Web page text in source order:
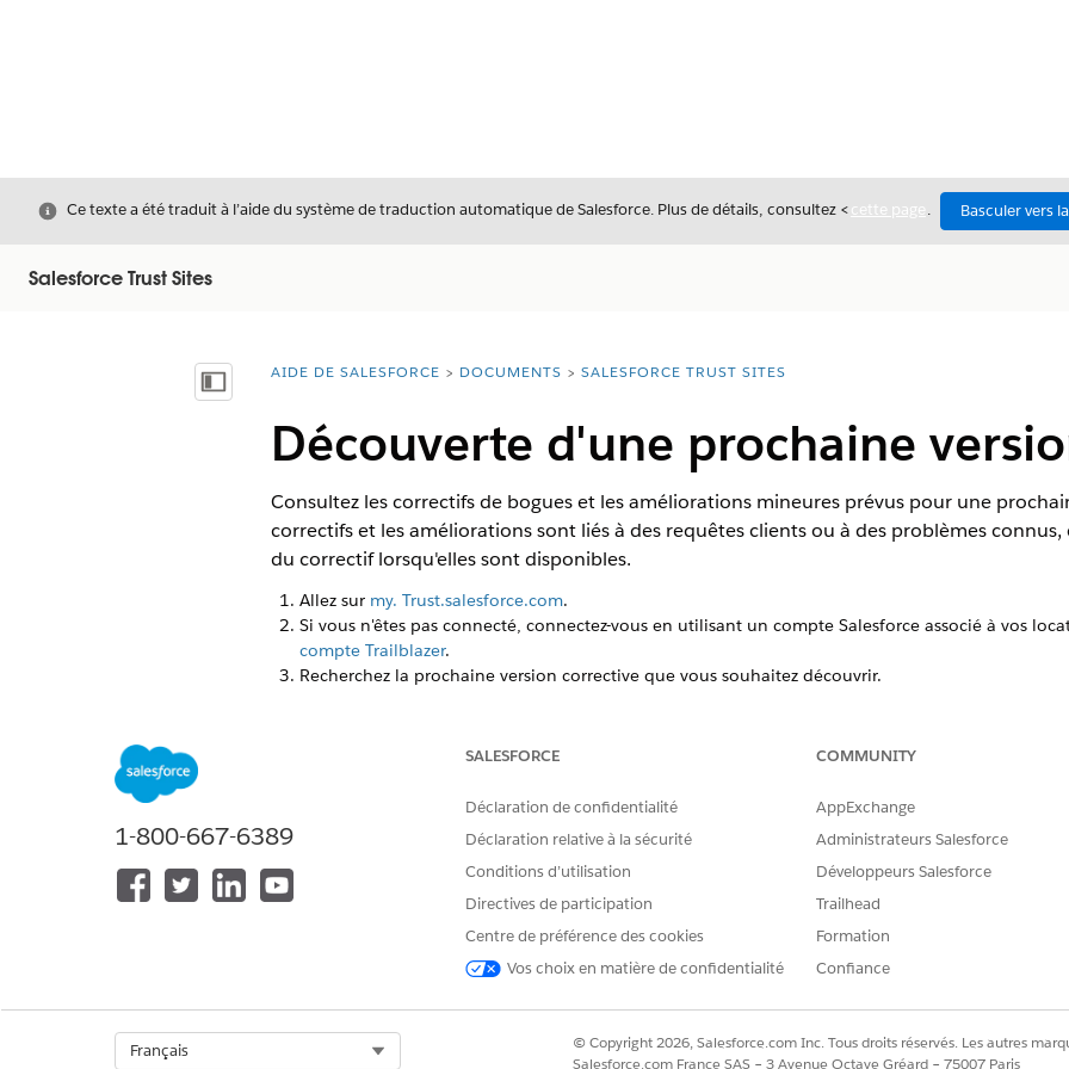
Fermer
Ce texte a été traduit à l’aide du système de traduction automatique de Salesforce. Plus de détails, consultez <cette page . Basculer vers
Salesforce Trust Sites
Afficher la table des matières
Vous êtes ici :
AIDE DE SALESFORCE DOCUMENTS SALESFORCE TRUST SITES
Découverte d'une prochaine
Consultez les correctifs de bogues et les améliorations mineures prévus pour une
correctifs et les améliorations sont liés à des requêtes clients ou à des problèmes
du correctif lorsqu'elles sont disponibles.
Allez sur my. Trust.salesforce.com.
Si vous n'êtes pas connecté, connectez-vous en utilisant un compte Salesforce associé à vos
compte Trailblazer.
Recherchez la prochaine version corrective que vous souhaitez découvrir.
correspondant au locataire.
Vous pouvez consulter les heures de début et de fin planifiées de la version, ainsi que
locataires que la version affecte. Toutes les mises à jour de statut associées à la
Afficher les notes
Les notes de publication du correctif sont affichées, que vous pouvez rechercher ou
publication inclut un ID d'élément de travail et une description. Pour corriger un
publication contient également un lien vers la page du problème et le nombre de
Pour afficher les notes de publication d'un correctif datant d'un an, consultezAfficher
1-800-667-6389
SALESFORCE
Déclaration de confidentialité
Déclaration relative à la sécurité
Conditions d’utilisation
Directives de participation
Centre de préférence des cookies
Vos choix en matière de confidentialité
COMMUNITY
AppExchange
Administrateurs Salesforce
Développeurs Salesforce
Trailhead
Formation
Confiance
Français
© Copyright 2026, Salesforce.com Inc. Tous droits réservés. Les autres
Salesforce.com France SAS – 3 Avenue Octave Gréard – 75007 Paris